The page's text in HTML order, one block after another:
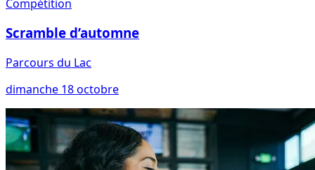
Compétition
Scramble d’automne
Parcours du Lac
dimanche 18 octobre